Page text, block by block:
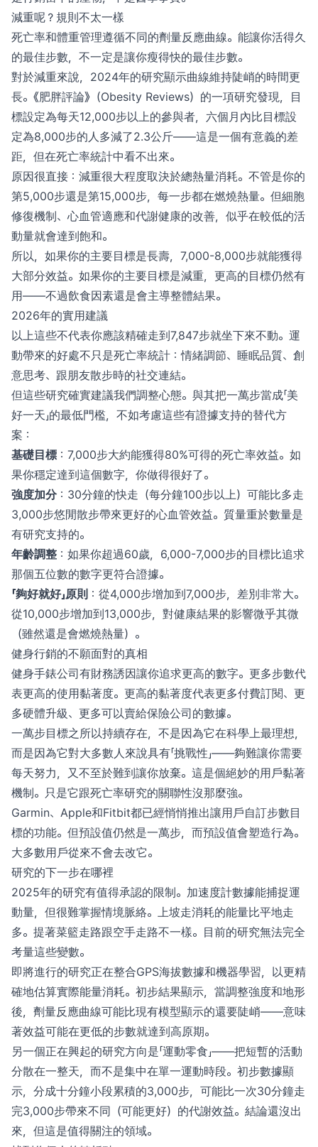
減重呢？規則不太一樣
死亡率和體重管理遵循不同的劑量反應曲線。能讓你活得久
的最佳步數，不一定是讓你瘦得快的最佳步數。
對於減重來說，2024年的研究顯示曲線維持陡峭的時間更
長。《肥胖評論》（Obesity Reviews）的一項研究發現，目
標設定為每天12,000步以上的參與者，六個月內比目標設
定為8,000步的人多減了2.3公斤——這是一個有意義的差
距，但在死亡率統計中看不出來。
原因很直接：減重很大程度取決於總熱量消耗。不管是你的
第5,000步還是第15,000步，每一步都在燃燒熱量。但細胞
修復機制、心血管適應和代謝健康的改善，似乎在較低的活
動量就會達到飽和。
所以，如果你的主要目標是長壽，7,000-8,000步就能獲得
大部分效益。如果你的主要目標是減重，更高的目標仍然有
用——不過飲食因素還是會主導整體結果。
2026年的實用建議
以上這些不代表你應該精確走到7,847步就坐下來不動。運
動帶來的好處不只是死亡率統計：情緒調節、睡眠品質、創
意思考、跟朋友散步時的社交連結。
但這些研究確實建議我們調整心態。與其把一萬步當成「美
好一天」的最低門檻，不如考慮這些有證據支持的替代方
案：
基礎目標 ：7,000步大約能獲得80%可得的死亡率效益。如
果你穩定達到這個數字，你做得很好了。
強度加分：30分鐘的快走（每分鐘100步以上）可能比多走
3,000步悠閒散步帶來更好的心血管效益。質量重於數量是
有研究支持的。
年齡調整 ：如果你超過60歲，6,000-7,000步的目標比追求
那個五位數的數字更符合證據。
「夠好就好」原則 ：從4,000步增加到7,000步，差別非常大。
從10,000步增加到13,000步，對健康結果的影響微乎其微
（雖然還是會燃燒熱量）。
健身行銷的不願面對的真相
健身手錶公司有財務誘因讓你追求更高的數字。更多步數代
表更高的使用黏著度。更高的黏著度代表更多付費訂閱、更
多硬體升級、更多可以賣給保險公司的數據。
一萬步目標之所以持續存在，不是因為它在科學上最理想，
而是因為它對大多數人來說具有「挑戰性」——夠難讓你需要
每天努力，又不至於難到讓你放棄。這是個絕妙的用戶黏著
機制。只是它跟死亡率研究的關聯性沒那麼強。
Garmin、Apple和Fitbit都已經悄悄推出讓用戶自訂步數目
標的功能。但預設值仍然是一萬步，而預設值會塑造行為。
大多數用戶從來不會去改它。
研究的下一步在哪裡
2025年的研究有值得承認的限制。加速度計數據能捕捉運
動量，但很難掌握情境脈絡。上坡走消耗的能量比平地走
多。提著菜籃走路跟空手走路不一樣。目前的研究無法完全
考量這些變數。
即將進行的研究正在整合GPS海拔數據和機器學習，以更精
確地估算實際能量消耗。初步結果顯示，當調整強度和地形
後，劑量反應曲線可能比現有模型顯示的還要陡峭——意味
著效益可能在更低的步數就達到高原期。
另一個正在興起的研究方向是「運動零食」——把短暫的活動
分散在一整天，而不是集中在單一運動時段。初步數據顯
示，分成十分鐘小段累積的3,000步，可能比一次30分鐘走
完3,000步帶來不同（可能更好）的代謝效益。結論還沒出
來，但這是值得關注的領域。